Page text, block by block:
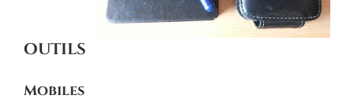
outils
Mobiles